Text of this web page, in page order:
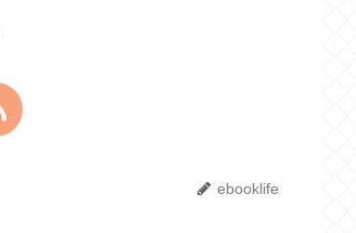
ebooklife